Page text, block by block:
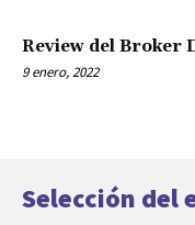
Review del Broker
9 enero, 2022
Selección del